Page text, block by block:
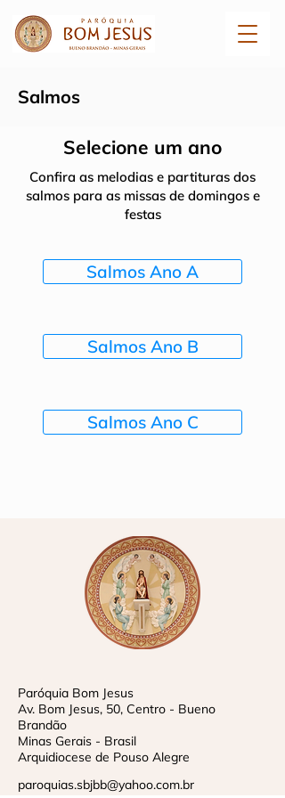
Salmos
Selecione um ano
Confira as melodias e partituras dos
salmos para as missas de domingos e
festas
Salmos Ano A
Salmos Ano B
Salmos Ano C
Paróquia Bom Jesus
Av. Bom Jesus, 50, Centro - Bueno
Brandão
Minas Gerais - Brasil
Arquidiocese de Pouso Alegre
paroquias.sbjbb@yahoo.com.br